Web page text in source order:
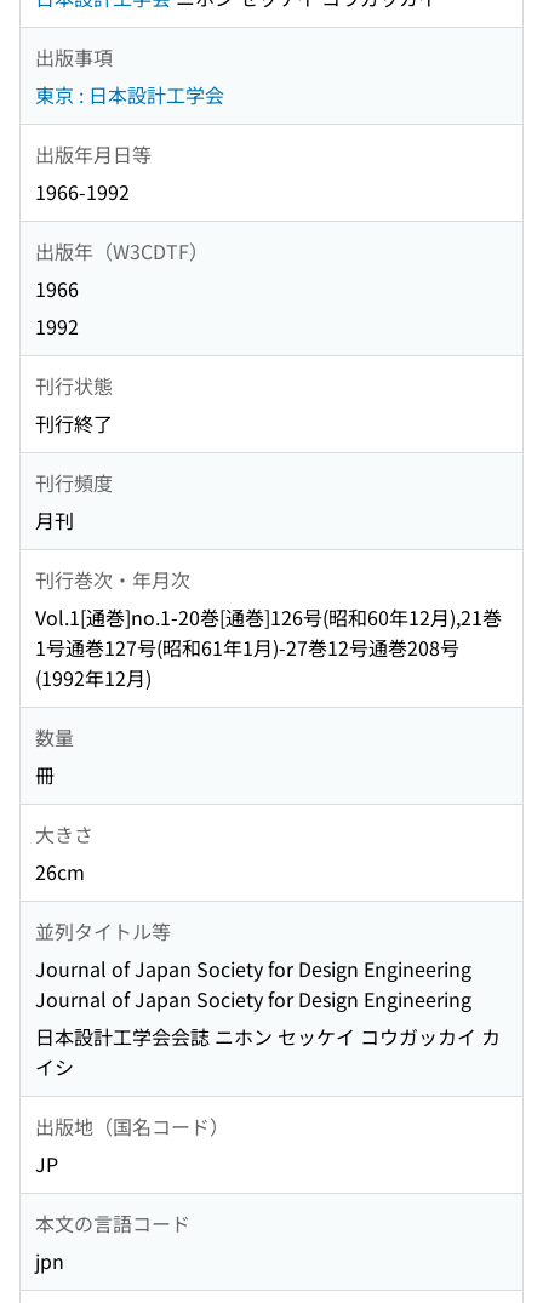
出版事項
東京 : 日本設計工学会
出版年月日等
1966-1992
出版年（W3CDTF）
1966
1992
刊行状態
刊行終了
刊行頻度
月刊
刊行巻次・年月次
Vol.1[通巻]no.1-20巻[通巻]126号(昭和60年12月),21巻
1号通巻127号(昭和61年1月)-27巻12号通巻208号
(1992年12月)
数量
冊
大きさ
26cm
並列タイトル等
Journal of Japan Society for Design Engineering
Journal of Japan Society for Design Engineering
日本設計工学会会誌 ニホン セッケイ コウガッカイ カ
イシ
出版地（国名コード）
JP
本文の言語コード
jpn